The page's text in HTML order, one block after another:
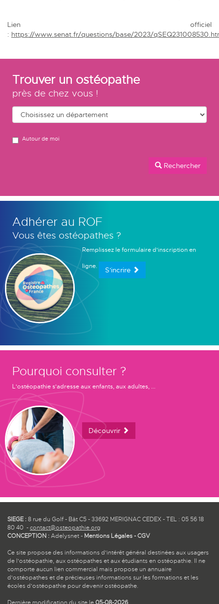
Lien officiel
: https://www.senat.fr/questions/base/2023/
Trouver un ostéopathe
près de chez vous !
Autour de moi
Rechercher
Adhérer au ROF
Vous êtes ostéopathes ?
Remplissez le formulaire d'inscription en
ligne. S'incrire
Pourquoi consulter ?
L'ostéopathie s'adresse aux enfants, aux adultes, ...
Découvrir
SIEGE :8 rue du Golf - Bât C5 - 33692 MERIGNAC CEDEX - TEL : 05 56 18
80 40 -contact@osteopathie.org
CONCEPTION :Adelysnet- Mentions Légales-CGV
Ce site propose des informations d'intérêt général destinées aux usagers
de l'ostéopathie, aux ostéopathes et aux étudiants en ostéopathie. Il ne
comporte aucun lien commercial mais propose un annuaire
d'ostéopathes et de précieuses informations sur les formations et les
écoles d'ostéopathie pour devenir ostéopathe.